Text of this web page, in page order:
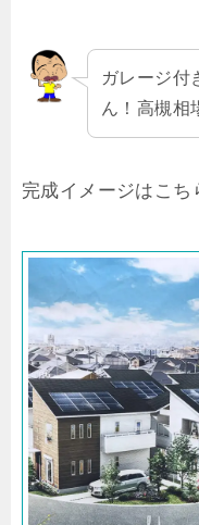
ガレージ付
ん！高槻相
完成イメージはこち